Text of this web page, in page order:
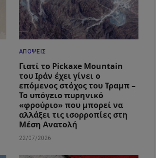
ΑΠΌΨΕΙΣ
Γιατί το Pickaxe Mountain
του Ιράν έχει γίνει ο
επόμενος στόχος του Τραμπ –
Το υπόγειο πυρηνικό
«φρούριο» που μπορεί να
αλλάξει τις ισορροπίες στη
Μέση Ανατολή
22/07/2026